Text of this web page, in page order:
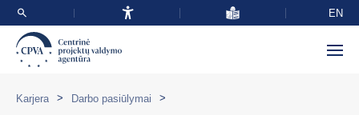
EN
Karjera > Darbo pasiūlymai >